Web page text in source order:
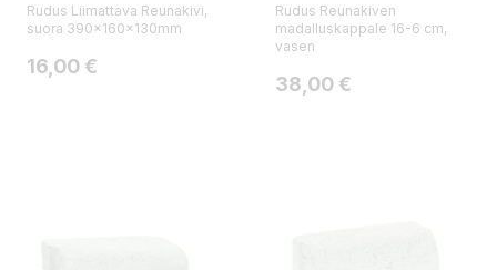
Rudus Liimattava Reunakivi,
suora 390x160x130mm
Hinta
16,00 €
Rudus Reunakiven
madalluskappale 16-6 cm,
vasen
Hinta
38,00 €